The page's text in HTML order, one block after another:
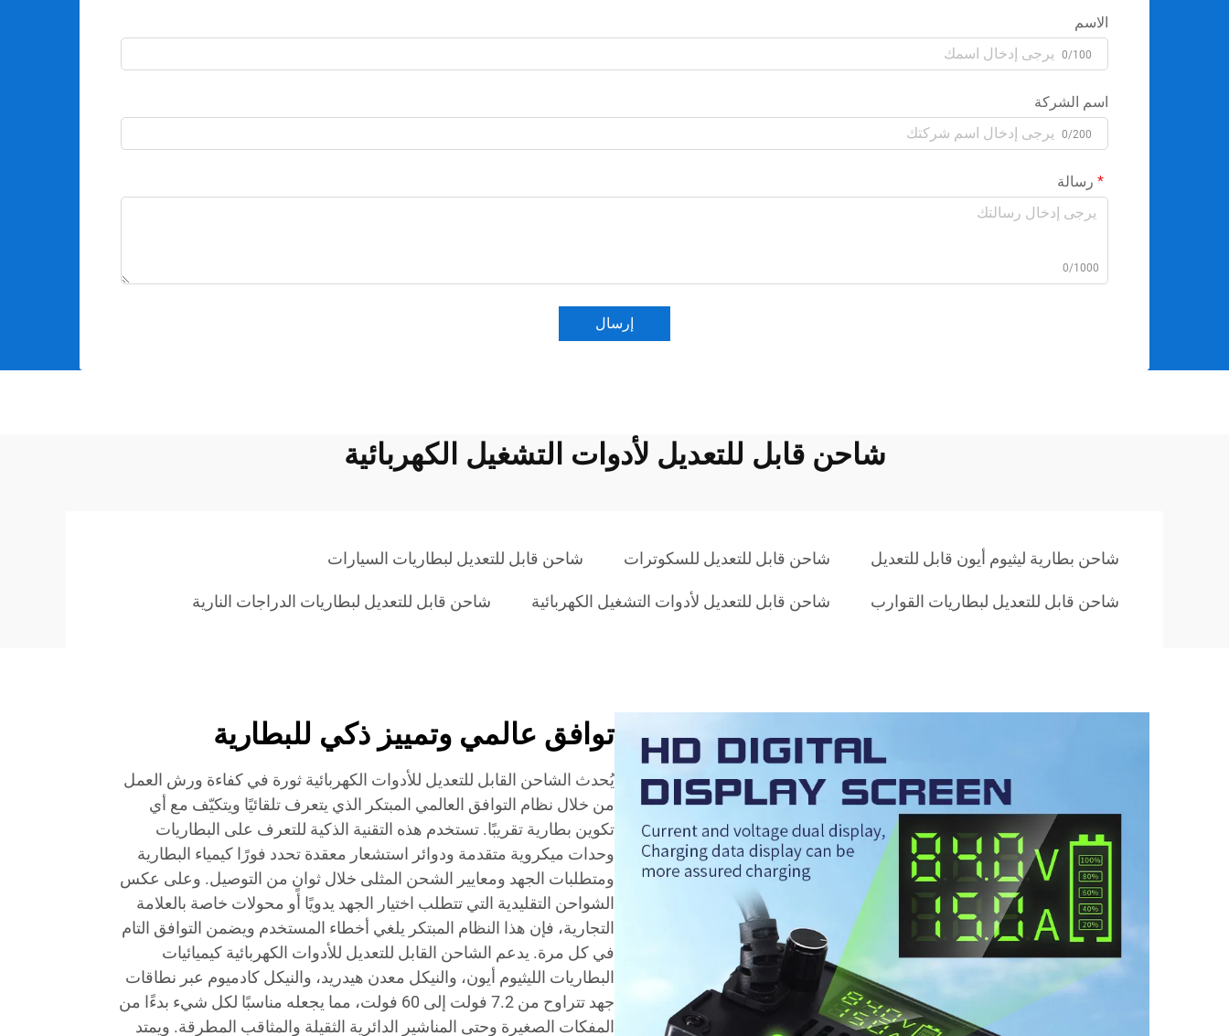
الاسم
0/100
اسم الشركة
0/200
رسالة
0/1000
إرسال
شاحن قابل للتعديل لأدوات التشغيل الكهربائية
شاحن بطارية ليثيوم أيون قابل للتعديل شاحن قابل للتعديل للسكوترات شاحن قابل للتعديل لبطاريات السيارات
شاحن قابل للتعديل لبطاريات القوارب شاحن قابل للتعديل لأدوات التشغيل الكهربائية شاحن قابل للتعديل لبطاريات الدراجات النارية
توافق عالمي وتمييز ذكي للبطارية
يُحدث الشاحن القابل للتعديل للأدوات الكهربائية ثورة في كفاءة ورش العمل
من خلال نظام التوافق العالمي المبتكر الذي يتعرف تلقائيًا ويتكيّف مع أي
تكوين بطارية تقريبًا. تستخدم هذه التقنية الذكية للتعرف على البطاريات
وحدات ميكروية متقدمة ودوائر استشعار معقدة تحدد فورًا كيمياء البطارية
ومتطلبات الجهد ومعايير الشحن المثلى خلال ثوانٍ من التوصيل. وعلى عكس
الشواحن التقليدية التي تتطلب اختيار الجهد يدويًا أو محولات خاصة بالعلامة
التجارية، فإن هذا النظام المبتكر يلغي أخطاء المستخدم ويضمن التوافق التام
في كل مرة. يدعم الشاحن القابل للتعديل للأدوات الكهربائية كيميائيات
البطاريات الليثيوم أيون، والنيكل معدن هيدريد، والنيكل كادميوم عبر نطاقات
جهد تتراوح من 7.2 فولت إلى 60 فولت، مما يجعله مناسبًا لكل شيء بدءًا من
المفكات الصغيرة وحتى المناشير الدائرية الثقيلة والمثاقب المطرقة. ويمتد